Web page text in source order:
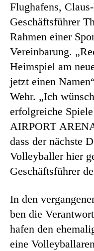
Flughafens,
Geschäftsführer
Rahmen einer
Vereinbarung.
Heimspiel am
jetzt einen
Wehr. „Ich
erfolgreiche
AIRPORT
dass der nächste
Volleyballer hier
Geschäftsführer
In den
ben die
hafen den
eine